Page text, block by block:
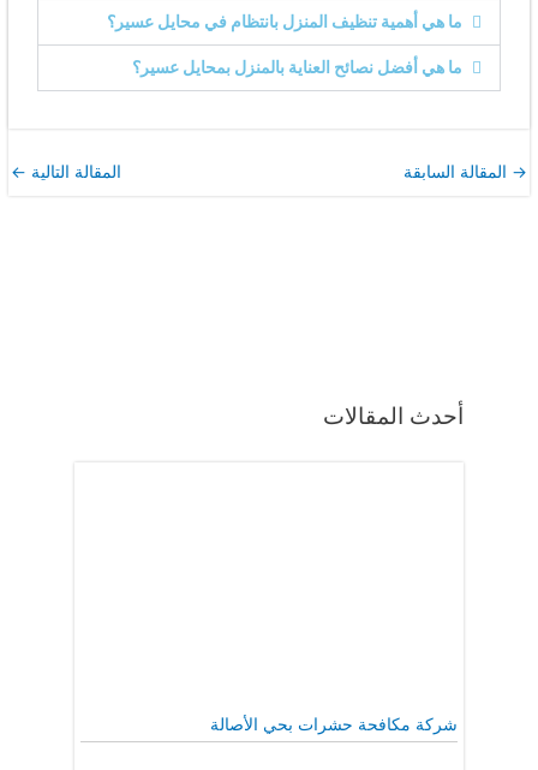
أحدث المقالات
شركة مكافحة حشرات بحي الأصالة
ما هي أهمية تنظيف المنزل بانتظام في محايل عسير؟
ما هي أفضل نصائح العناية بالمنزل بمحايل عسير؟
→ المقالة السابقة المقالة التالية ←